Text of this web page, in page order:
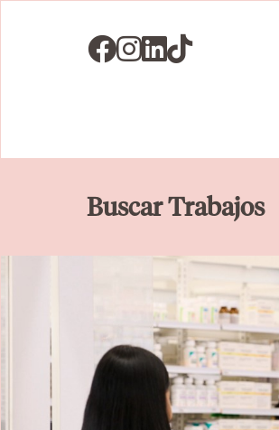
Visit us on Facebook
Visit us on Instagram
Visit us on LinkedIN
Visit us on TikTok
Buscar Trabajos